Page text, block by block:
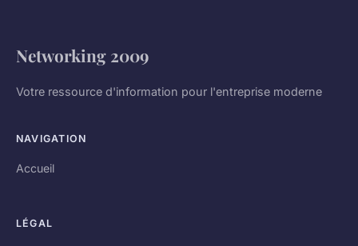
Networking 2009
Votre ressource d'information pour l'entreprise moderne
NAVIGATION
Accueil
LÉGAL